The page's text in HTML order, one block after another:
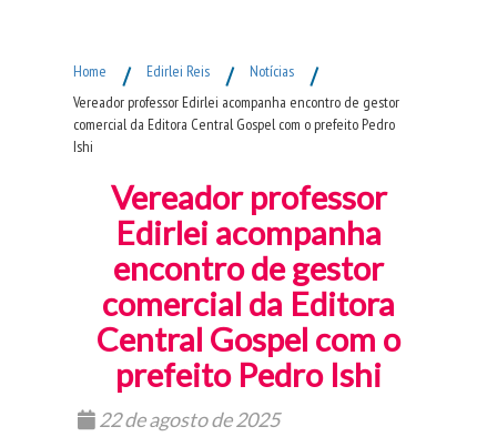
Home / Edirlei Reis / Notícias /
Vereador professor Edirlei acompanha encontro de gestor
comercial da Editora Central Gospel com o prefeito Pedro
Ishi
Vereador professor
Edirlei acompanha
encontro de gestor
comercial da Editora
Central Gospel com o
prefeito Pedro Ishi
22 de agosto de 2025